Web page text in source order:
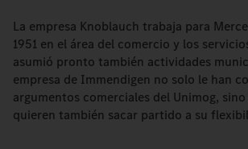
La empresa Knoblauch trabaja para
1951 en el área del comercio y los
asumió pronto también actividades
empresa de Immendigen no solo le han
argumentos comerciales del Unimog,
quieren también sacar partido a su